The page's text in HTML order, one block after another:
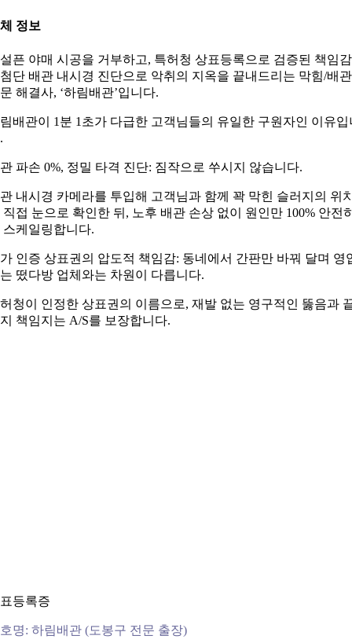
정보
픈 야매 시공을 거부하고, 특허청 상표등록으로 검증된 책임
단 배관 내시경 진단으로 악취의 지옥을 끝내드리는 막힘/배관
해결사, ‘하림배관’입니다.
배관이 1분 1초가 다급한 고객님들의 유일한 구원자인 이유입
파손 0%, 정밀 타격 진단: 짐작으로 쑤시지 않습니다.
내시경 카메라를 투입해 고객님과 함께 꽉 막힌 슬러지의 위
직접 눈으로 확인한 뒤, 노후 배관 손상 없이 원인만 100% 안전
스케일링합니다.
인증 상표권의 압도적 책임감: 동네에서 간판만 바꿔 달며 영
떴다방 업체와는 차원이 다릅니다.
청이 인정한 상표권의 이름으로, 재발 없는 영구적인 뚫음과
책임지는 A/S를 보장합니다.
등록증
명: 하림배관 (도봉구 전문 출장)